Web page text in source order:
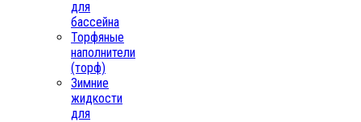
для
бассейна
Торфяные
наполнители
(торф)
Зимние
жидкости
для